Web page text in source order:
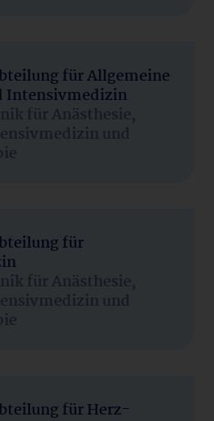
für Allgemeine
Intensivmedizin
für Anästhesie,
und
für
für Anästhesie,
und
für Herz-